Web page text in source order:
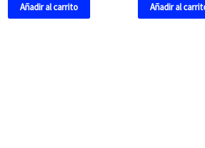
Añadir al carrito Añadir al